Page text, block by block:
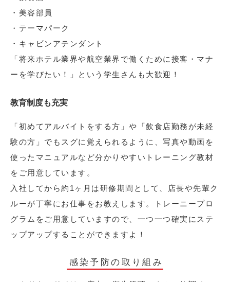
・美容部員
・テーマパーク
・キャビンアテンダント
「将来ホテル業界や航空業界で働くために接客・マナ
ーを学びたい！」という学生さんも大歓迎！
教育制度も充実
「初めてアルバイトをする方」や「飲食店勤務が未経
験の方」でもスグに覚えられるように、写真や動画を
使ったマニュアルなど分かりやすいトレーニング教材
をご用意しています。
入社してから約1ヶ月は研修期間として、店長や先輩ク
ルーが丁寧にお仕事をお教えします。トレーニープロ
グラムをご用意していますので、一つ一つ確実にステ
ップアップすることができますよ！
感染予防の取り組み